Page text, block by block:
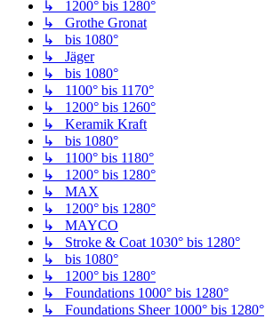
↳ 1200° bis 1280°
↳ Grothe Gronat
↳ bis 1080°
↳ Jäger
↳ bis 1080°
↳ 1100° bis 1170°
↳ 1200° bis 1260°
↳ Keramik Kraft
↳ bis 1080°
↳ 1100° bis 1180°
↳ 1200° bis 1280°
↳ MAX
↳ 1200° bis 1280°
↳ MAYCO
↳ Stroke & Coat 1030° bis 1280°
↳ bis 1080°
↳ 1200° bis 1280°
↳ Foundations 1000° bis 1280°
↳ Foundations Sheer 1000° bis 1280°